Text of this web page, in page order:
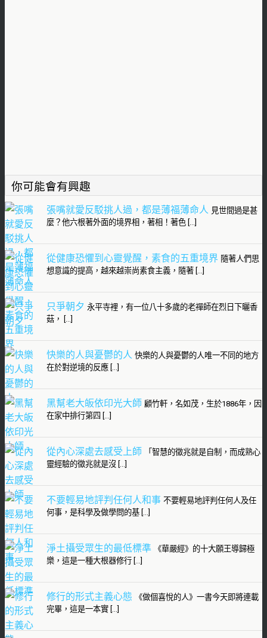
你可能會有興趣
張嘴就愛反駁挑人過，都是薄福薄命人 見世間過是甚
麼？他六根著外面的境界相，著相！著色 […]
從健康恐懼到心靈覺醒，素食的五重境界 隨著人們思
想意識的提高，越來越崇尚素食主義，隨著 […]
只爭朝夕 永平寺裡，有一位八十多歲的老禪師在烈日下曬香
菇， […]
快樂的人與憂鬱的人 快樂的人與憂鬱的人唯一不同的地方
在於對逆境的反應 […]
黑幫老大皈依印光大師 顧竹軒，名如茂，生於1886年，因
在家中排行第四 […]
從內心深處去感受上師
「智慧的徵兆就是自制，而成熟心
靈經驗的徵兆就是沒 […]
不要輕易地評判任何人和事 不要輕易地評判任何人及任
何事，是科學及做學問的基 […]
淨土攝受眾生的最低標準
《華嚴經》的十大願王導歸極
樂，這是一種大根器修行 […]
修行的形式主義心態
《做個喜悅的人》一書今天即將連載
完畢，這是一本實 […]